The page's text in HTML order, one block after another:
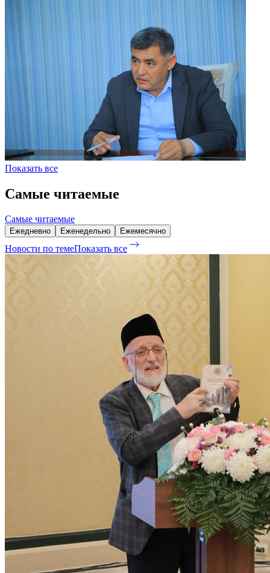
Показать все
Самые читаемые
Самые читаемые
Ежедневно Еженедельно Ежемесячно
Новости по темеПоказать все